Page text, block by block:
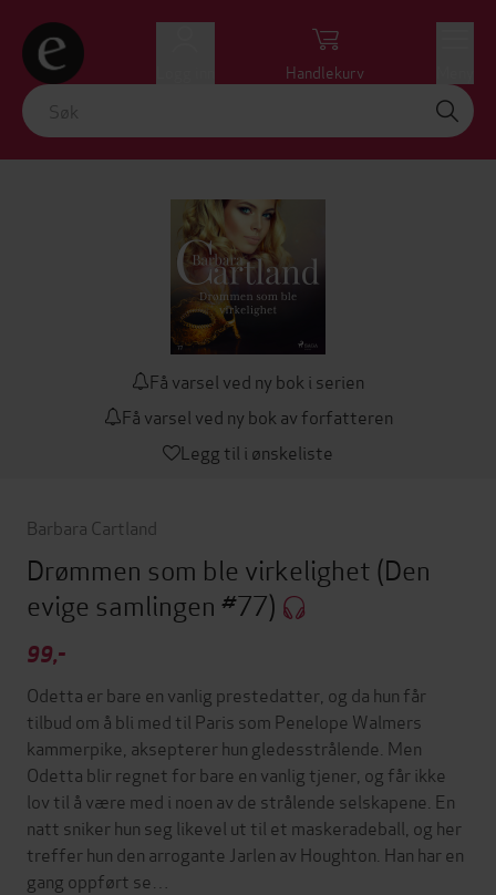
Handlekurv
Få varsel ved ny bok i serien
Få varsel ved ny bok av forfatteren
Legg til i ønskeliste
Barbara Cartland
Drømmen som ble virkelighet (Den
evige samlingen #77)
99,-
Odetta er bare en vanlig prestedatter, og da hun får
tilbud om å bli med til Paris som Penelope Walmers
kammerpike, aksepterer hun gledesstrålende. Men
Odetta blir regnet for bare en vanlig tjener, og får ikke
lov til å være med i noen av de strålende selskapene. En
natt sniker hun seg likevel ut til et maskeradeball, og her
treffer hun den arrogante Jarlen av Houghton. Han har en
gang oppført se…